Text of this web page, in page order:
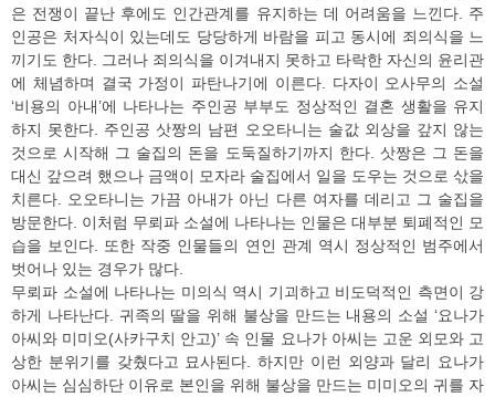
은 전쟁이 끝난 후에도 인간관계를 유지하는 데 어려움을 느낀다. 주
인공은 처자식이 있는데도 당당하게 바람을 피고 동시에 죄의식을 느
끼기도 한다. 그러나 죄의식을 이겨내지 못하고 타락한 자신의 윤리관
에 체념하며 결국 가정이 파탄나기에 이른다. 다자이 오사무의 소설
‘비용의 아내’에 나타나는 주인공 부부도 정상적인 결혼 생활을 유지
하지 못한다. 주인공 삿짱의 남편 오오타니는 술값 외상을 갚지 않는
것으로 시작해 그 술집의 돈을 도둑질하기까지 한다. 삿짱은 그 돈을
대신 갚으려 했으나 금액이 모자라 술집에서 일을 도우는 것으로 삯을
치른다. 오오타니는 가끔 아내가 아닌 다른 여자를 데리고 그 술집을
방문한다. 이처럼 무뢰파 소설에 나타나는 인물은 대부분 퇴폐적인 모
습을 보인다. 또한 작중 인물들의 연인 관계 역시 정상적인 범주에서
벗어나 있는 경우가 많다.
무뢰파 소설에 나타나는 미의식 역시 기괴하고 비도덕적인 측면이 강
하게 나타난다. 귀족의 딸을 위해 불상을 만드는 내용의 소설 ‘요나가
아씨와 미미오(사카구치 안고)’ 속 인물 요나가 아씨는 고운 외모와 고
상한 분위기를 갖췄다고 묘사된다. 하지만 이런 외양과 달리 요나가
아씨는 심심하단 이유로 본인을 위해 불상을 만드는 미미오의 귀를 자